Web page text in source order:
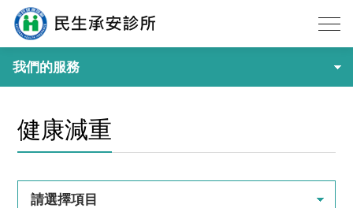
我們的服務
健康減重
請選擇項目